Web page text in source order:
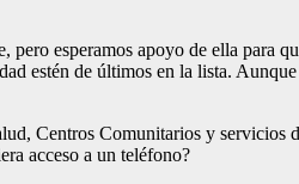
esperamos apoyo de ella para
estén de últimos en la lista.
Centros Comunitarios y servicios
acceso a un teléfono?